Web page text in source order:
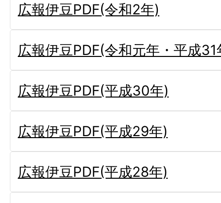
広報伊豆PDF(令和2年)
広報伊豆PDF(令和元年・平成31
広報伊豆PDF(平成30年)
広報伊豆PDF(平成29年)
広報伊豆PDF(平成28年)